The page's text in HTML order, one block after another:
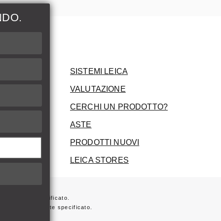
SISTEMI LEICA
VALUTAZIONE
CERCHI UN PRODOTTO?
ASTE
PRODOTTI NUOVI
LEICA STORES
specificato.
non diversamente specificato.
sulla fattura.